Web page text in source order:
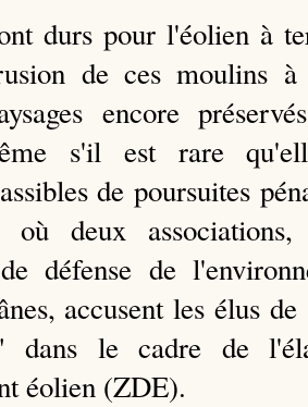
durs pour l'éolien à
de ces moulins
encore
s'il est rare
de poursuites
où deux
défense de
accusent les élus
dans le cadre de
éolien (ZDE).